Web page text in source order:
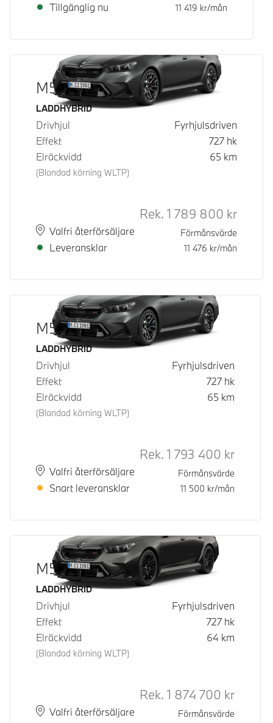
Tillgänglig nu
11 419 kr/mån
M5 Touring
Bränsle
LADDHYBRID
Drivhjul
Fyrhjulsdriven
Effekt
727 hk
Elräckvidd
(Blandad körning WLTP)
65 km
PlatsValfri återförsäljare
Leveranstid
Leveransklar
Rek.
Rek. 1 789 800 kr
Förmånsvärde
11 476 kr/mån
M5 Touring
Bränsle
LADDHYBRID
Drivhjul
Fyrhjulsdriven
Effekt
727 hk
Elräckvidd
(Blandad körning WLTP)
65 km
PlatsValfri återförsäljare
Leveranstid
Snart leveransklar
Rek.
Rek. 1 793 400 kr
Förmånsvärde
11 500 kr/mån
M5 Touring
Bränsle
LADDHYBRID
Drivhjul
Fyrhjulsdriven
Effekt
727 hk
Elräckvidd
(Blandad körning WLTP)
64 km
PlatsValfri återförsäljare
Leveranstid
Rek.
Rek. 1 874 700 kr
Förmånsvärde